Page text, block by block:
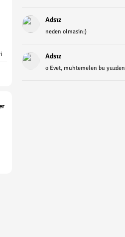
Adsız
neden olmasin:)
Adsız
o Evet, muhtemelen bu yuzden